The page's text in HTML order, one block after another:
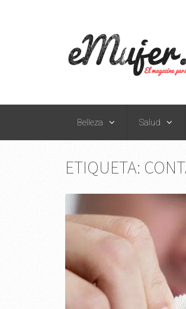
Belleza Salud
ETIQUETA: